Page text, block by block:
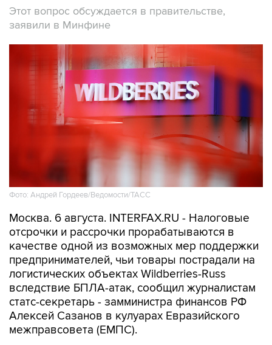
Этот вопрос обсуждается в правительстве,
заявили в Минфине
Фото: Андрей Гордеев/Ведомости/ТАСС
Москва. 6 августа. INTERFAX.RU - Налоговые
отсрочки и рассрочки прорабатываются в
качестве одной из возможных мер поддержки
предпринимателей, чьи товары пострадали на
логистических объектах Wildberries-Russ
вследствие БПЛА-атак, сообщил журналистам
статс-секретарь - замминистра финансов РФ
Алексей Сазанов в кулуарах Евразийского
межправсовета (ЕМПС).